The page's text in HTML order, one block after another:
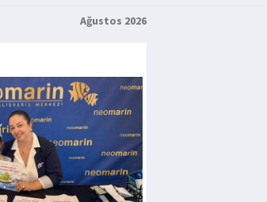
Ağustos 2026